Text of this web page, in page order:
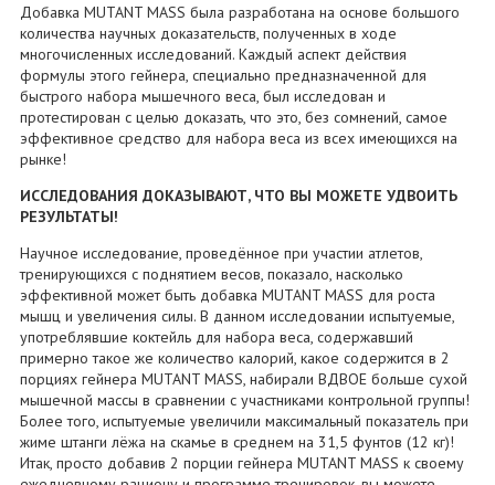
Добавка MUTANT MASS была разработана на основе большого
количества научных доказательств, полученных в ходе
многочисленных исследований. Каждый аспект действия
формулы этого гейнера, специально предназначенной для
быстрого набора мышечного веса, был исследован и
протестирован с целью доказать, что это, без сомнений, самое
эффективное средство для набора веса из всех имеющихся на
рынке!
ИССЛЕДОВАНИЯ ДОКАЗЫВАЮТ, ЧТО ВЫ МОЖЕТЕ УДВОИТЬ
РЕЗУЛЬТАТЫ!
Научное исследование, проведённое при участии атлетов,
тренирующихся с поднятием весов, показало, насколько
эффективной может быть добавка MUTANT MASS для роста
мышц и увеличения силы. В данном исследовании испытуемые,
употреблявшие коктейль для набора веса, содержавший
примерно такое же количество калорий, какое содержится в 2
порциях гейнера MUTANT MASS, набирали ВДВОЕ больше сухой
мышечной массы в сравнении с участниками контрольной группы!
Более того, испытуемые увеличили максимальный показатель при
жиме штанги лёжа на скамье в среднем на 31,5 фунтов (12 кг)!
Итак, просто добавив 2 порции гейнера MUTANT MASS к своему